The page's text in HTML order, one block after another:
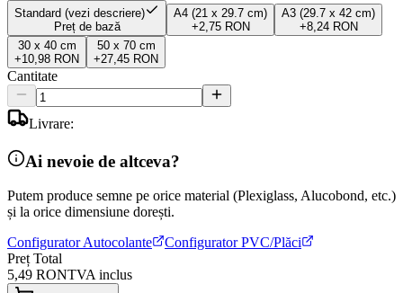
Standard (vezi descriere)
Preț de bază
A4 (21 x 29.7 cm)
+2,75 RON
A3 (29.7 x 42 cm)
+8,24 RON
30 x 40 cm
+10,98 RON
50 x 70 cm
+27,45 RON
Cantitate
Livrare:
Ai nevoie de altceva?
Putem produce semne pe orice material (Plexiglass, Alucobond, etc.)
și la orice dimensiune dorești.
Configurator Autocolante
Configurator PVC/Plăci
Preț Total
5,49 RONTVA inclus